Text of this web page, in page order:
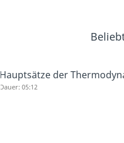
Hauptsätze der
Dauer: 05:12